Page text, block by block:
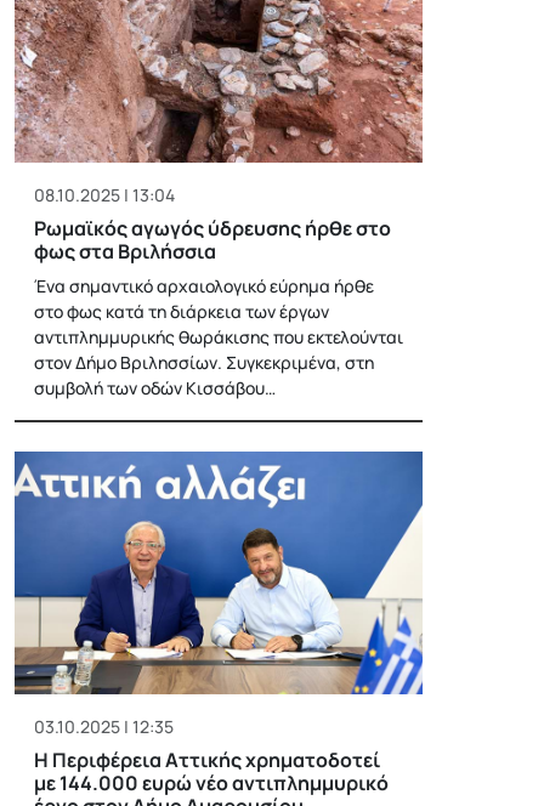
08.10.2025 | 13:04
Ρωμαϊκός αγωγός ύδρευσης ήρθε στο
φως στα Βριλήσσια
Ένα σημαντικό αρχαιολογικό εύρημα ήρθε
στο φως κατά τη διάρκεια των έργων
αντιπλημμυρικής θωράκισης που εκτελούνται
στον Δήμο Βριλησσίων. Συγκεκριμένα, στη
συμβολή των οδών Κισσάβου…
03.10.2025 | 12:35
Η Περιφέρεια Αττικής χρηματοδοτεί
με 144.000 ευρώ νέο αντιπλημμυρικό